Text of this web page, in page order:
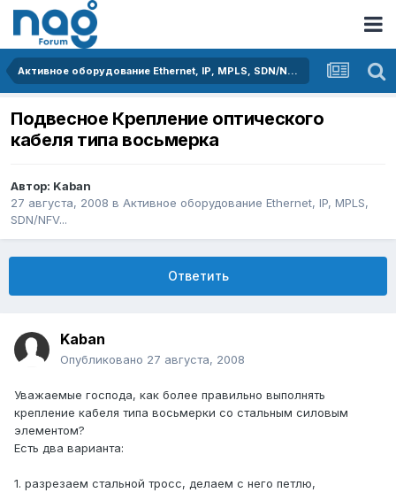
Активное оборудование Ethernet, IP, MPLS, SDN/NFV...
Подвесное Крепление оптического
кабеля типа восьмерка
Автор: Kaban
27 августа, 2008 в Активное оборудование Ethernet, IP, MPLS,
SDN/NFV...
Ответить
Kaban
Опубликовано 27 августа, 2008
Уважаемые господа, как более правильно выполнять
крепление кабеля типа восьмерки со стальным силовым
элементом?
Есть два варианта:
1. разрезаем стальной тросс, делаем с него петлю,